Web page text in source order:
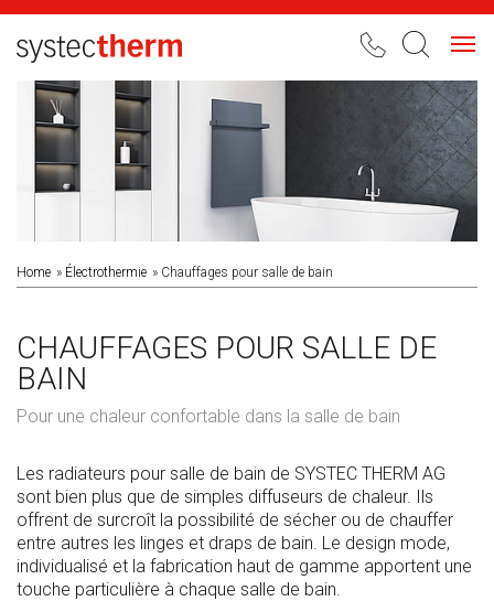
Home Électrothermie Chauffages pour salle de bain
CHAUFFAGES POUR SALLE DE
BAIN
Pour une chaleur confortable dans la salle de bain
Les radiateurs pour salle de bain de SYSTEC THERM AG
sont bien plus que de simples diffuseurs de chaleur. Ils
offrent de surcroît la possibilité de sécher ou de chauffer
entre autres les linges et draps de bain. Le design mode,
individualisé et la fabrication haut de gamme apportent une
touche particulière à chaque salle de bain.